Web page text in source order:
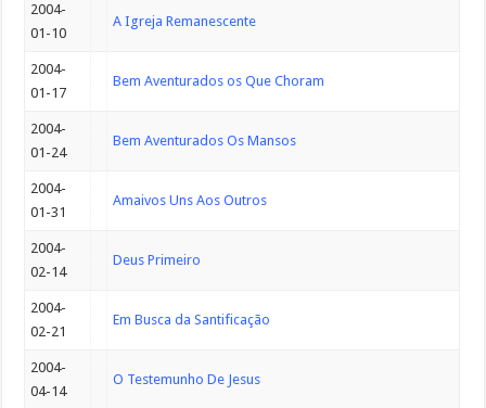
2004-
01-10
A Igreja Remanescente
2004-
01-17
Bem Aventurados os Que Choram
2004-
01-24
Bem Aventurados Os Mansos
2004-
01-31
Amaivos Uns Aos Outros
2004-
02-14
Deus Primeiro
2004-
02-21
Em Busca da Santificação
2004-
04-14
O Testemunho De Jesus